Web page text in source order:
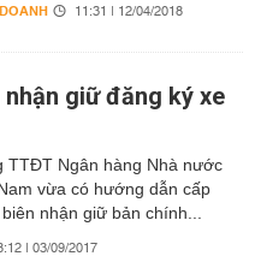
11:31 | 12/04/2018
giữ đăng ký xe
TTĐT Ngân hàng Nhà nước
vừa có hướng dẫn cấp
nhận giữ bản chính...
| 03/09/2017